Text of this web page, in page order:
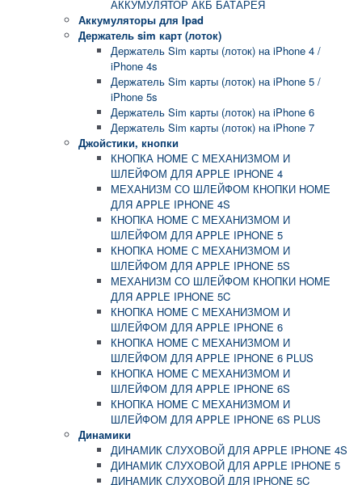
АККУМУЛЯТОР АКБ БАТАРЕЯ
Аккумуляторы для Ipad
Держатель sim карт (лоток)
Держатель Sim карты (лоток) на iPhone 4 /
iPhone 4s
Держатель Sim карты (лоток) на iPhone 5 /
iPhone 5s
Держатель Sim карты (лоток) на iPhone 6
Держатель Sim карты (лоток) на iPhone 7
Джойстики, кнопки
КНОПКА HOME С МЕХАНИЗМОМ И
ШЛЕЙФОМ ДЛЯ APPLE IPHONE 4
МЕХАНИЗМ СО ШЛЕЙФОМ КНОПКИ HOME
ДЛЯ APPLE IPHONE 4S
КНОПКА HOME С МЕХАНИЗМОМ И
ШЛЕЙФОМ ДЛЯ APPLE IPHONE 5
КНОПКА HOME С МЕХАНИЗМОМ И
ШЛЕЙФОМ ДЛЯ APPLE IPHONE 5S
МЕХАНИЗМ СО ШЛЕЙФОМ КНОПКИ HOME
ДЛЯ APPLE IPHONE 5C
КНОПКА HOME С МЕХАНИЗМОМ И
ШЛЕЙФОМ ДЛЯ APPLE IPHONE 6
КНОПКА HOME С МЕХАНИЗМОМ И
ШЛЕЙФОМ ДЛЯ APPLE IPHONE 6 PLUS
КНОПКА HOME С МЕХАНИЗМОМ И
ШЛЕЙФОМ ДЛЯ APPLE IPHONE 6S
КНОПКА HOME С МЕХАНИЗМОМ И
ШЛЕЙФОМ ДЛЯ APPLE IPHONE 6S PLUS
Динамики
ДИНАМИК СЛУХОВОЙ ДЛЯ APPLE IPHONE 4S
ДИНАМИК СЛУХОВОЙ ДЛЯ APPLE IPHONE 5
ДИНАМИК СЛУХОВОЙ ДЛЯ IPHONE 5C